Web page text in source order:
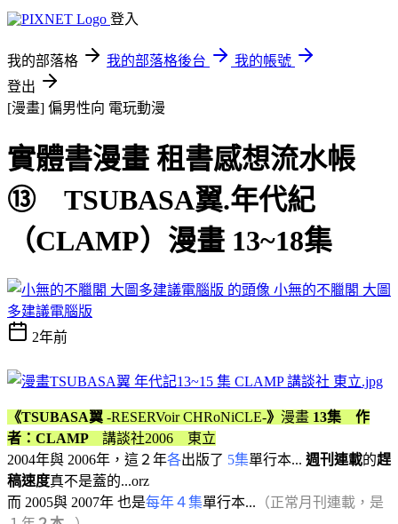
登入
我的部落格 我的部落格後台
我的帳號
登出
[漫畫] 偏男性向 電玩動漫
實體書漫畫 租書感想流水帳
⑬ TSUBASA翼.年代紀
（CLAMP）漫畫 13~18集
小無的不臘閣 大圖
多建議電腦版
2年前
《TSUBASA翼 -RESERVoir CHRoNiCLE-》 漫畫 13集 作
者：CLAMP 講談社2006 東立
2004年與 2006年，這２年各出版了 5集單行本... 週刊連載的趕
稿速度真不是蓋的...orz
而 2005與 2007年 也是每年４集單行本... （正常月刊連載，是